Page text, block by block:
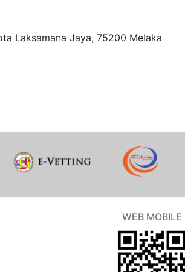
Laksamana Jaya, 75200 Melaka
WEB MOBILE